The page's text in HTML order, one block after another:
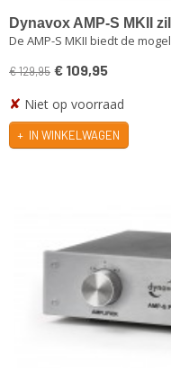
Dynavox AMP-S MKII
versterker op 1 set
De AMP-S MKII biedt de
€ 129,95 € 109,95
✘ Niet op voorraad
IN WINKELWAGEN